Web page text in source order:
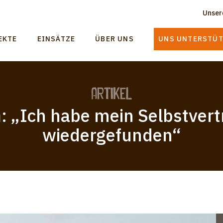
EINSÄTZE ÜBER UNS UNS
Artikel
„Ich habe mein
wiedergefunden“